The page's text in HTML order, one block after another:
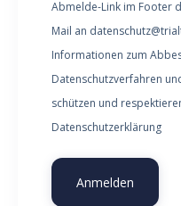
Abmelde-Link im Footer
Mail an
Informationen zum
Datenschutzverfahren
schützen und
Datenschutzerklärung